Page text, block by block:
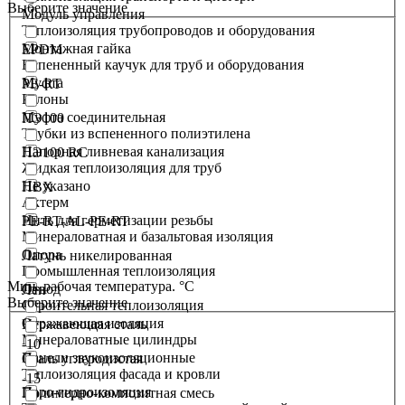
Теплоизоляция трубопроводов и оборудования
Вспененный каучук для труб и оборудования
Рулоны
Трубки из вспененного полиэтилена
Жидкая теплоизоляция для труб
Актерм
Минераловатная и базальтовая изоляция
Промышленная теплоизоляция
Строительная теплоизоляция
Минераловатные цилиндры
Теплоизоляция фасада и кровли
Модуль управления
Монтажная гайка
Муфта
Муфта соединительная
Напорная ливневая канализация
Не указано
Нить для герметизации резьбы
Опора
Отвод
Отражающая изоляция
Панели звукоизоляционные
Паро-гидроизоляция
Выберите значение
EPDM
PE-RT
ПЭ100
ПЭ100 RC
ПВХ
PE-RT-AL-PE-RT
Латунь никелированная
Лен
Нержавеющая сталь
Сталь углеродистая
Полимерно-композитная смесь
Мин. рабочая температура. °С
Выберите значение
-10
-15